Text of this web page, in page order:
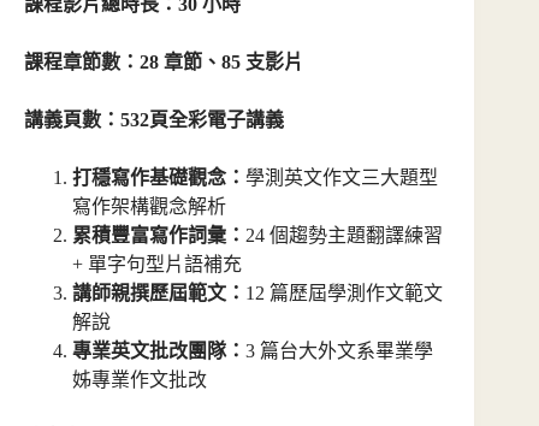
NT$ 3,990
NT$ 5,990
課程影片總時長：30 小時
課程章節數：28 章節、85 支影片
講義頁數：532頁全彩電子講義
打穩寫作基礎觀念： 學測英文作文三大題型
寫作架構觀念解析
累積豐富寫作詞彙： 24 個趨勢主題翻譯練習
+ 單字句型片語補充
講師親撰歷屆範文： 12 篇歷屆學測作文範文
解說
專業英文批改團隊： 3 篇台大外文系畢業學
姊專業作文批改